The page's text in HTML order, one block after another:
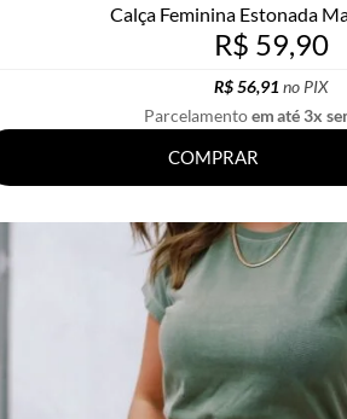
Calça Feminina Estonada
R$ 59,90
R$ 56,91 no PIX
Parcelamentoem até 3x
COMPRAR